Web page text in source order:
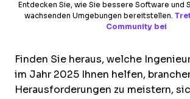
Entdecken Sie, wie Sie bessere Software und
wachsenden Umgebungen bereitstellen.
Community bei
Finden Sie heraus, welche
im Jahr 2025 Ihnen helfen,
Herausforderungen zu meistern,